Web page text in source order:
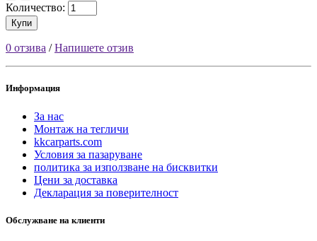
Количество:
Купи
0 отзива /Напишете отзив
Информация
За нас
Монтаж на тегличи
kkcarparts.com
Условия за пазаруване
политика за използване на бисквитки
Цени за доставка
Декларация за поверителност
Обслужване на клиенти